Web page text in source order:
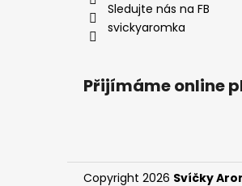
Sledujte nás na FB
svickyaromka
Přijímáme online
Copyright 2026 Svíčky